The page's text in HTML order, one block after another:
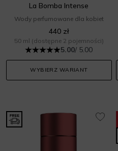
La Bomba Intense
Wody perfumowane dla kobiet
440 zł
50 ml (dostępne 2 pojemności)
5.00/ 5.00
WYBIERZ WARIANT